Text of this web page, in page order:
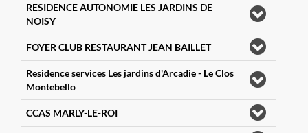
RESIDENCE AUTONOMIE LES JARDINS DE
NOISY
FOYER CLUB RESTAURANT JEAN BAILLET
Residence services Les jardins d'Arcadie - Le Clos
Montebello
CCAS MARLY-LE-ROI